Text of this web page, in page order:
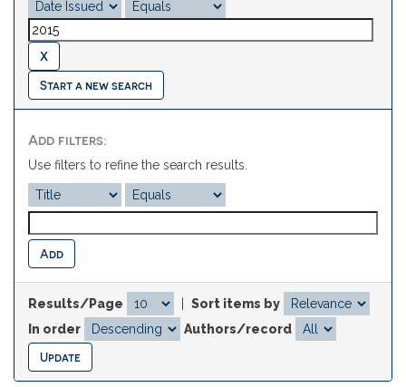
Start a new search
Add filters:
Use filters to refine the search results.
Results/Page
Sort items by
In order
Authors/record